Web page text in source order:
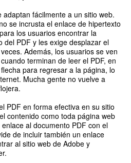
fácilmente a un sitio web.
se incrusta el enlace de hipertexto
los usuarios encontrar la
del PDF y les exige desplazar el
Además, los usuarios se ven
terminan de leer el PDF, en
para regresar a la página, lo
Mucha gente no vuelve a
PDF en forma efectiva en su sitio
contenido como toda página web
al documento PDF con el
de incluir también un enlace
al sitio web de Adobe y